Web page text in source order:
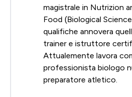
magistrale in Nutrizion
Food (Biological
qualifiche annovera
trainer e istruttore
Attualemente lavora
professionista biologo
preparatore atletico.